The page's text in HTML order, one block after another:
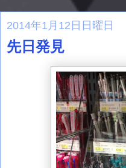
2014年1月12日日曜日
先日発見